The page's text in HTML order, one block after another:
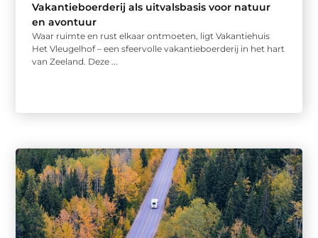
Vakantieboerderij als uitvalsbasis voor natuur
en avontuur
Waar ruimte en rust elkaar ontmoeten, ligt Vakantiehuis
Het Vleugelhof – een sfeervolle vakantieboerderij in het hart
van Zeeland. Deze ...